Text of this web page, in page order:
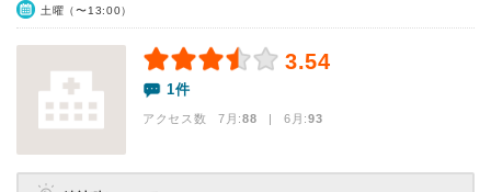
土曜（〜13:00）
3.54
1件
アクセス数 7月:88 | 6月:93